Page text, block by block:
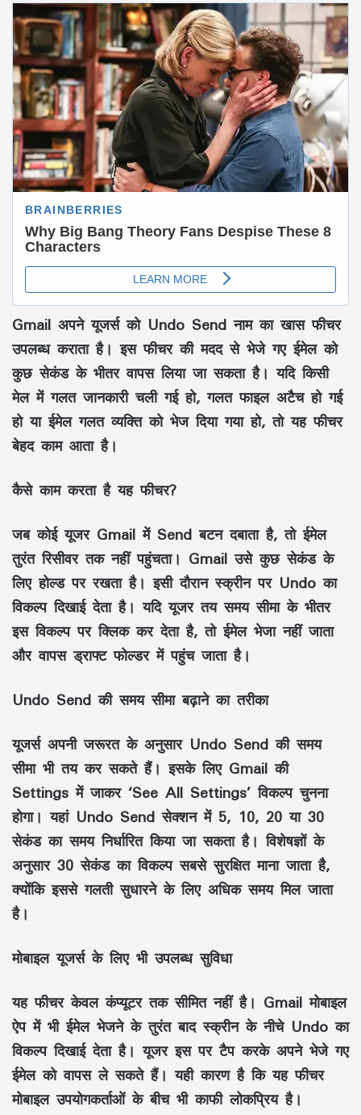
Gmail अपने यूजर्स को Undo Send नाम का खास फीचर
उपलब्ध कराता है। इस फीचर की मदद से भेजे गए ईमेल को
कुछ सेकंड के भीतर वापस लिया जा सकता है। यदि किसी
मेल में गलत जानकारी चली गई हो, गलत फाइल अटैच हो गई
हो या ईमेल गलत व्यक्ति को भेज दिया गया हो, तो यह फीचर
बेहद काम आता है।
कैसे काम करता है यह फीचर?
जब कोई यूजर Gmail में Send बटन दबाता है, तो ईमेल
तुरंत रिसीवर तक नहीं पहुंचता। Gmail उसे कुछ सेकंड के
लिए होल्ड पर रखता है। इसी दौरान स्क्रीन पर Undo का
विकल्प दिखाई देता है। यदि यूजर तय समय सीमा के भीतर
इस विकल्प पर क्लिक कर देता है, तो ईमेल भेजा नहीं जाता
और वापस ड्राफ्ट फोल्डर में पहुंच जाता है।
Undo Send की समय सीमा बढ़ाने का तरीका
यूजर्स अपनी जरूरत के अनुसार Undo Send की समय
सीमा भी तय कर सकते हैं। इसके लिए Gmail की
Settings में जाकर ‘See All Settings’ विकल्प चुनना
होगा। यहां Undo Send सेक्शन में 5, 10, 20 या 30
सेकंड का समय निर्धारित किया जा सकता है। विशेषज्ञों के
अनुसार 30 सेकंड का विकल्प सबसे सुरक्षित माना जाता है,
क्योंकि इससे गलती सुधारने के लिए अधिक समय मिल जाता
है।
मोबाइल यूजर्स के लिए भी उपलब्ध सुविधा
यह फीचर केवल कंप्यूटर तक सीमित नहीं है। Gmail मोबाइल
ऐप में भी ईमेल भेजने के तुरंत बाद स्क्रीन के नीचे Undo का
विकल्प दिखाई देता है। यूजर इस पर टैप करके अपने भेजे गए
ईमेल को वापस ले सकते हैं। यही कारण है कि यह फीचर
मोबाइल उपयोगकर्ताओं के बीच भी काफी लोकप्रिय है।